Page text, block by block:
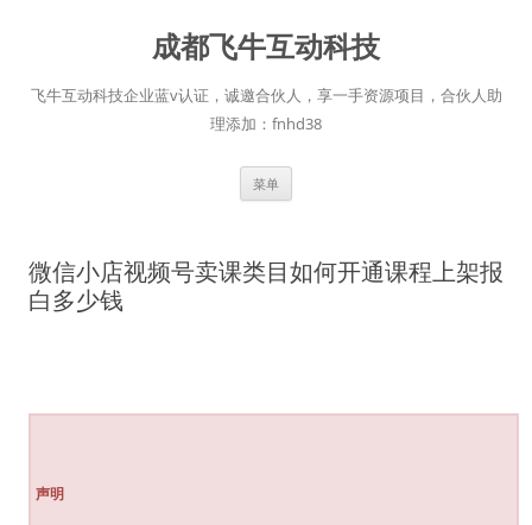
成都飞牛互动科技
飞牛互动科技企业蓝v认证，诚邀合伙人，享一手资源项目，合伙人助
理添加：fnhd38
菜单
微信小店视频号卖课类目如何开通课程上架报
白多少钱
声明